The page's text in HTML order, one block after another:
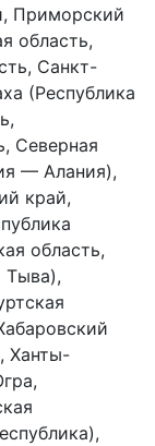
Приморский
область,
Санкт-
(Республика
Северная
— Алания),
край,
область,
Тыва),
Ханты-